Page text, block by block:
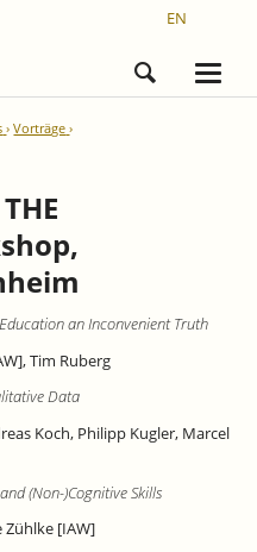
EN
Vorträge
an Inconvenient Truth
Tim Ruberg
Data
Koch, Philipp Kugler, Marcel
(Non-)Cognitive Skills
Zühlke [IAW]